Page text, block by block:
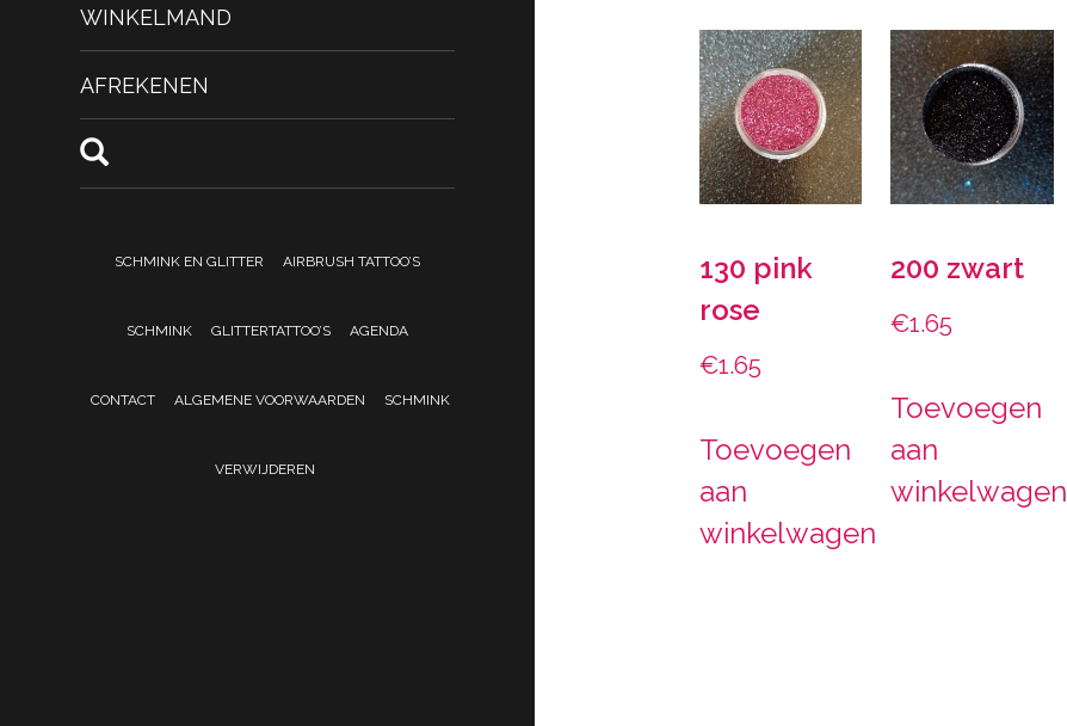
WINKELMAND
AFREKENEN
SCHMINK EN GLITTER AIRBRUSH TATTOO’S
SCHMINK GLITTERTATTOO’S AGENDA
CONTACT ALGEMENE VOORWAARDEN SCHMINK
VERWIJDEREN
130 pink
rose
€1.65
Toevoegen
aan
winkelwagen
200 zwart
€1.65
Toevoegen
aan
winkelwagen